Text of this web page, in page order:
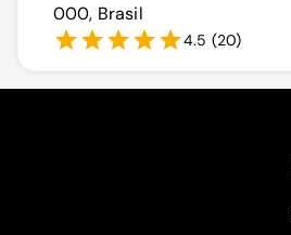
000, Brasil
4.5 (20)